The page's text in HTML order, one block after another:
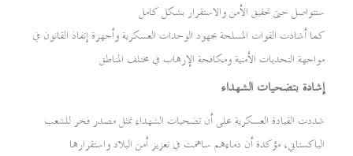
ستتواصل حتى تحقيق الأمن والاستقرار بشكل كامل
كما أشادت القوات المسلحة بجهود الوحدات العسكرية وأجهزة إنفاذ القانون في
مواجهة التحديات الأمنية ومكافحة الإرهاب في مختلف المناطق
إشادة بتضحيات الشهداء
شددت القيادة العسكرية على أن تضحيات الشهداء تمثل مصدر فخر للشعب
الباكستاني، مؤكدة أن دماءهم ساهمت في تعزيز أمن البلاد واستقرارها